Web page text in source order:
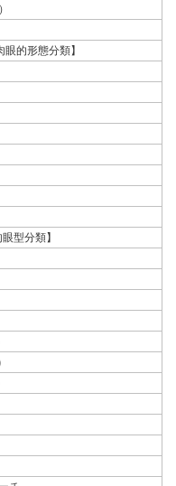
的形態分類】
型分類】